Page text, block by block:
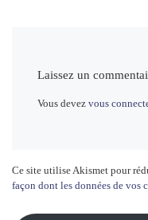
Laissez un
Vous devezvous
Ce site utilise Akismet pour
façon dont les données de vos